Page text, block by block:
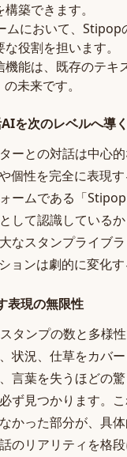
築できます。
において、
役割を担います。
能は、既存のテ
未来です。
を次のレベルへ導
ーとの対話は中心
個性を完全に表現
ームである「
して認識している
なスタンプライブ
ンは劇的に変化す
表現の無限性
タンプの数と多様
状況、仕草をカバ
言葉を失うほどの
ず見つかります。
かった部分が、具
のリアリティを格